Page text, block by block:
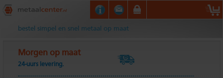
Metaalcenter.nl
bestel simpel en snel metaal op maat
Morgen op maat
24-uurs levering.